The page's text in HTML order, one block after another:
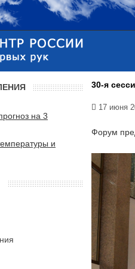
30-я
17 июня
Форум
на 3
и